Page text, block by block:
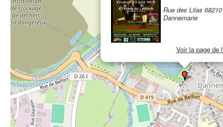
Rue des Lilas 68210
Dannemarie
Voir la page de